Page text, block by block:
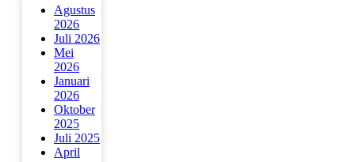
Agustus
2026
Juli 2026
Mei
2026
Januari
2026
Oktober
2025
Juli 2025
April